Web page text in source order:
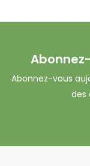
Abonnez-vous
des